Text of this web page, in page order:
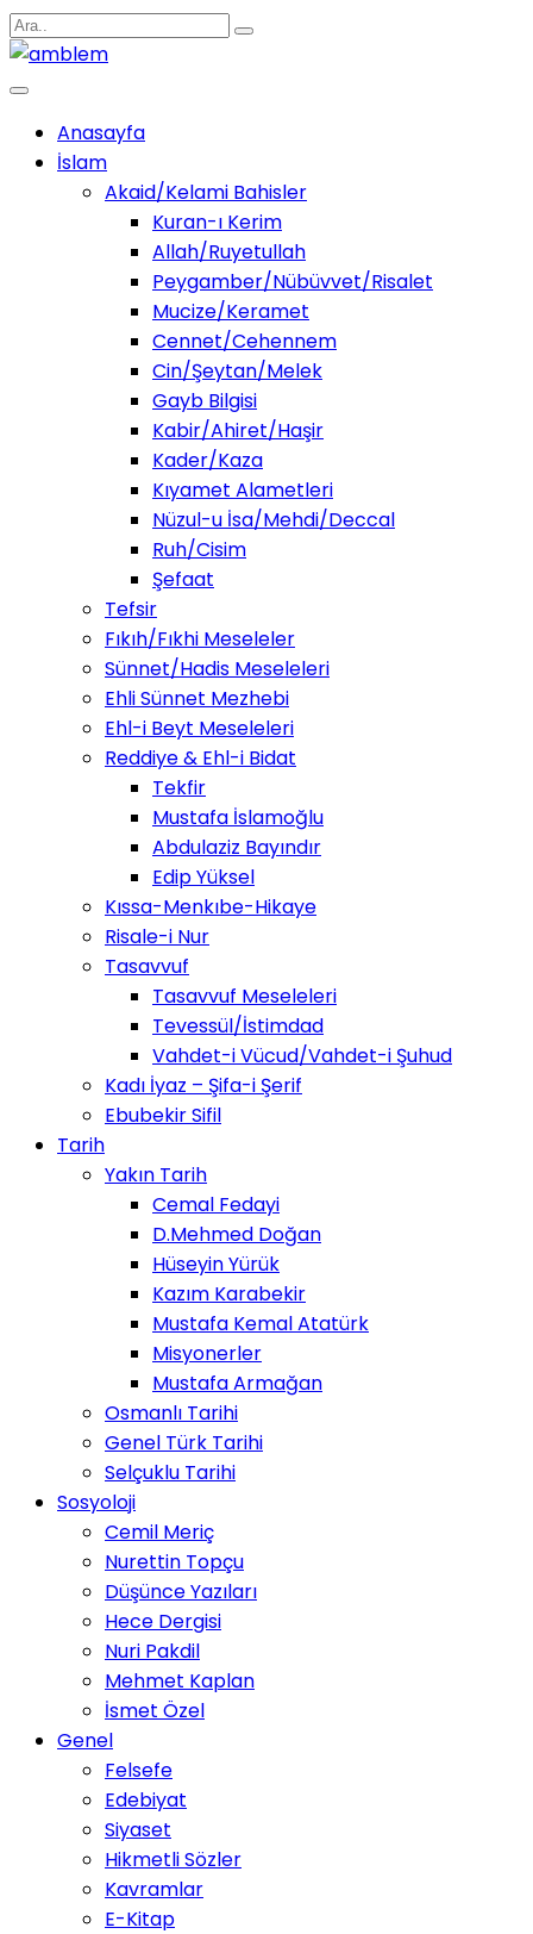
Anasayfa
İslam
Akaid/Kelami Bahisler
Kuran-ı Kerim
Allah/Ruyetullah
Peygamber/Nübüvvet/Risalet
Mucize/Keramet
Cennet/Cehennem
Cin/Şeytan/Melek
Gayb Bilgisi
Kabir/Ahiret/Haşir
Kader/Kaza
Kıyamet Alametleri
Nüzul-u İsa/Mehdi/Deccal
Ruh/Cisim
Şefaat
Tefsir
Fıkıh/Fıkhi Meseleler
Sünnet/Hadis Meseleleri
Ehli Sünnet Mezhebi
Ehl-i Beyt Meseleleri
Reddiye & Ehl-i Bidat
Tekfir
Mustafa İslamoğlu
Abdulaziz Bayındır
Edip Yüksel
Kıssa-Menkıbe-Hikaye
Risale-i Nur
Tasavvuf
Tasavvuf Meseleleri
Tevessül/İstimdad
Vahdet-i Vücud/Vahdet-i Şuhud
Kadı İyaz – Şifa-i Şerif
Ebubekir Sifil
Tarih
Yakın Tarih
Cemal Fedayi
D.Mehmed Doğan
Hüseyin Yürük
Kazım Karabekir
Mustafa Kemal Atatürk
Misyonerler
Mustafa Armağan
Osmanlı Tarihi
Genel Türk Tarihi
Selçuklu Tarihi
Sosyoloji
Cemil Meriç
Nurettin Topçu
Düşünce Yazıları
Hece Dergisi
Nuri Pakdil
Mehmet Kaplan
İsmet Özel
Genel
Felsefe
Edebiyat
Siyaset
Hikmetli Sözler
Kavramlar
E-Kitap